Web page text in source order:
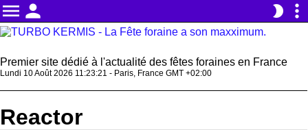
menu person brightness_2 more_vert
Premier site dédié à l'actualité des fêtes foraines en France
Lundi 10 Août 2026 11:23:21 - Paris, France GMT +02:00
Reactor